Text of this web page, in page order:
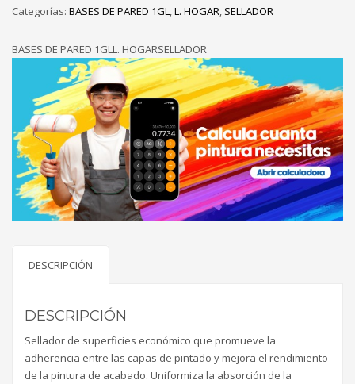
1
cantidad
Categorías: BASES DE PARED 1GL,L. HOGAR, SELLADOR
BASES DE PARED 1GLL. HOGARSELLADOR
DESCRIPCIÓN
DESCRIPCIÓN
Sellador de superficies económico que promueve la
adherencia entre las capas de pintado y mejora el rendimiento
de la pintura de acabado. Uniformiza la absorción de la